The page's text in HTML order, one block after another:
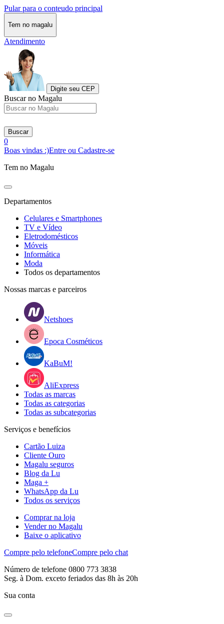
Pular para o conteudo principal
Tem no magalu
Atendimento
Digite seu CEP
Buscar no Magalu
Buscar
0
Boas vindas :)Entre ou Cadastre-se
Tem no Magalu
Departamentos
Celulares e Smartphones
TV e Vídeo
Eletrodomésticos
Móveis
Informática
Moda
Todos os departamentos
Nossas marcas e parceiros
Netshoes
Epoca Cosméticos
KaBuM!
AliExpress
Todas as marcas
Todas as categorias
Todas as subcategorias
Serviços e benefícios
Cartão Luiza
Cliente Ouro
Magalu seguros
Blog da Lu
Maga +
WhatsApp da Lu
Todos os serviços
Comprar na loja
Vender no Magalu
Baixe o aplicativo
Compre pelo telefoneCompre pelo chat
Número de telefone 0800 773 3838
Seg. à Dom. exceto feriados das 8h às 20h
Sua conta